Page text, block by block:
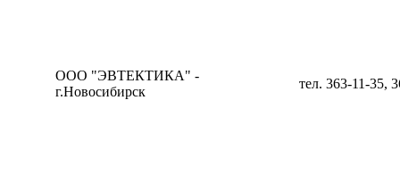
ООО "ЭВТЕКТИКА" -
г.Новосибирск
тел. 363-11-35,